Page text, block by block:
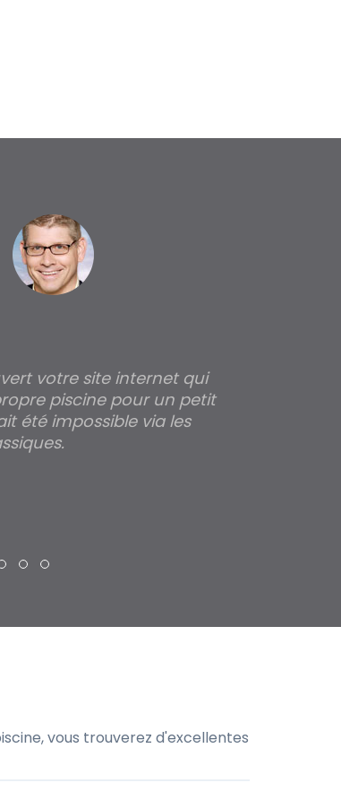
votre site internet qui
piscine pour un petit
été impossible via les
vous trouverez d'excellentes